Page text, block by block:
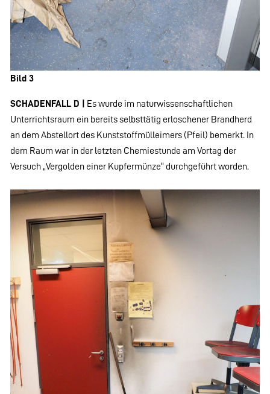
Bild 3
SCHADENFALL D |
Es wurde im naturwissenschaftlichen
Unterrichtsraum ein bereits selbsttätig erloschener Brandherd
an dem Abstellort des Kunststoffmülleimers (Pfeil) bemerkt. In
dem Raum war in der letzten Chemiestunde am Vortag der
Versuch „Vergolden einer Kupfermünze“ durchgeführt worden.